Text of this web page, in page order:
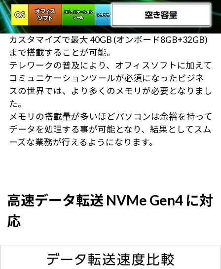
カスタマイズで最大 40GB (オンボード8GB+32GB)
まで搭載することが可能。
テレワークの普及により、オフィスソフトに加えて
コミュニケーションツールが必須になったビジネ
スの世界では、より多くのメモリが必要となりまし
た。
メモリの搭載量が多いほどパソコンは余裕を持って
データを処理する事が可能となり、結果としてスム
ーズな業務が行えるようになります。
高速データ転送 NVMe Gen4 に対
応